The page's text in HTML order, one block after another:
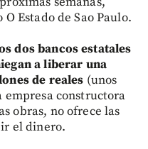
Estado de Sao Paulo.
dos bancos estatales
a liberar una
de reales (unos
empresa constructora
obras, no ofrece las
el dinero.